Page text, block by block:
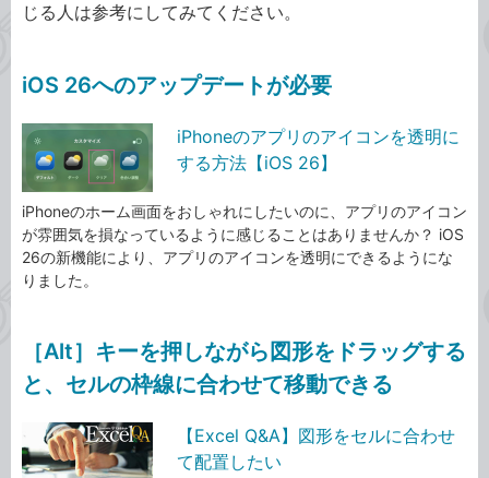
じる人は参考にしてみてください。
iOS 26へのアップデートが必要
iPhoneのアプリのアイコンを透明に
する方法【iOS 26】
iPhoneのホーム画面をおしゃれにしたいのに、アプリのアイコン
が雰囲気を損なっているように感じることはありませんか？ iOS
26の新機能により、アプリのアイコンを透明にできるようにな
りました。
［Alt］キーを押しながら図形をドラッグする
と、セルの枠線に合わせて移動できる
【Excel Q&A】図形をセルに合わせ
て配置したい